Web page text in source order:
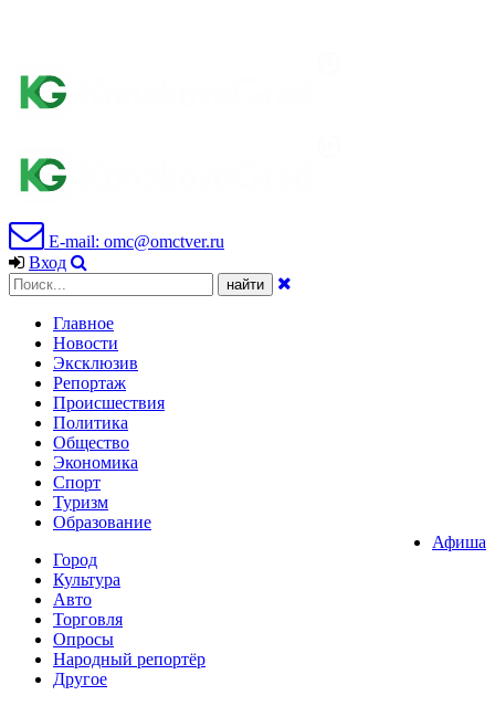
E-mail: omc@omctver.ru
Вход
Главное
Новости
Эксклюзив
Репортаж
Происшествия
Политика
Общество
Экономика
Спорт
Туризм
Образование
Афиша
Город
Культура
Авто
Торговля
Опросы
Народный репортёр
Другое